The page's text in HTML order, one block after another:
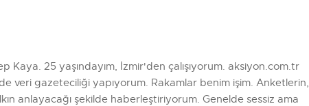
Kaya. 25 yaşındayım, İzmir'den çalışıyorum. aksiyon.com.tr
veri gazeteciliği yapıyorum. Rakamlar benim işim. Anketlerin,
anlayacağı şekilde haberleştiriyorum. Genelde sessiz ama